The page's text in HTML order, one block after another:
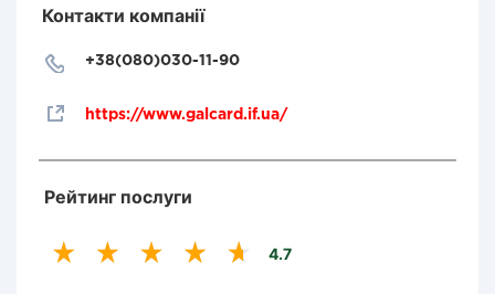
Контакти компанії
+38(080)030-11-90
https://www.galcard.if.ua/
Рейтинг послуги
4.7